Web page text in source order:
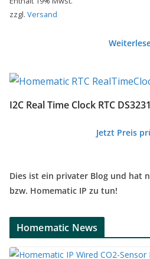
zzgl. Versand
I2C Real Time Clock RTC DS3231
Jetzt Preis
Dies ist ein privater Blog und hat
bzw. Homematic IP zu tun!
Homematic News